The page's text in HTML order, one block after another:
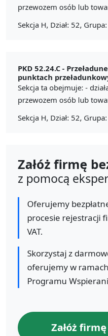
przewozem osób lub
Sekcja H, Dział: 52,
PKD 52.24.C -
punktach
Sekcja ta obejmuje: -
przewozem osób lub
Sekcja H, Dział: 52,
Załóż firmę
z pomocą
Oferujemy
procesie rejestracji
VAT.
Skorzystaj z
oferujemy w
Programu
Załóż